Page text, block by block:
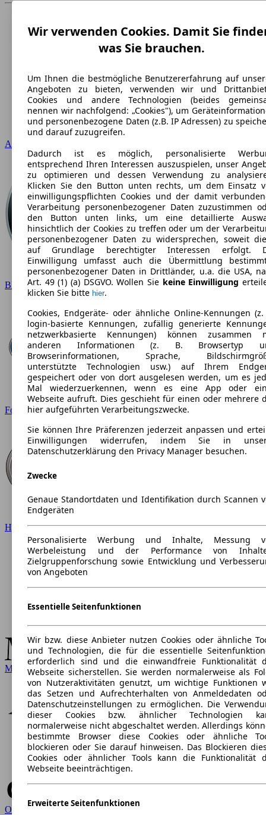
Audi
BMW
Ford
Hyundai
Mercedes-Benz
Opel
Wir verwenden Cookies. Damit Sie
was Sie brauchen.
Um Ihnen die bestmögliche Benutzererfahrung auf
Angeboten zu bieten, verwenden wir und
Cookies und andere Technologien (beides
nennen wir nachfolgend: „Cookies"), um
und personenbezogene Daten (z.B. IP Adressen) zu
und darauf zuzugreifen.
Dadurch ist es möglich, personalisierte
entsprechend Ihren Interessen auszuspielen, unser
zu optimieren und dessen Verwendung zu
Klicken Sie den Button unten rechts, um dem Einsatz
einwilligungspflichten Cookies und der damit
Verarbeitung personenbezogener Daten zuzustimmen
den Button unten links, um eine detaillierte
hinsichtlich der Cookies zu treffen oder um der
personenbezogener Daten zu widersprechen, soweit
auf Grundlage berechtigter Interessen erfolgt.
Einwilligung umfasst auch die Übermittlung
personenbezogener Daten in Drittländer, u.a. die USA,
Art. 49 (1) (a) DSGVO. Wollen Sie keine Einwilligung
klicken Sie bitte hier.
Cookies, Endgeräte- oder ähnliche Online-Kennungen
login-basierte Kennungen, zufällig generierte
netzwerkbasierte Kennungen) können zusammen
anderen Informationen (z. B. Browsertyp
Browserinformationen, Sprache,
unterstützte Technologien usw.) auf Ihrem
gespeichert oder von dort ausgelesen werden, um es
Mal wiederzuerkennen, wenn es eine App oder
Webseite aufruft. Dies geschieht für einen oder mehrere
hier aufgeführten Verarbeitungszwecke.
Sie können Ihre Präferenzen jederzeit anpassen und
Einwilligungen widerrufen, indem Sie in
Datenschutzerklärung den Privacy Manager besuchen.
Zwecke
Genaue Standortdaten und Identifikation durch Scannen
Endgeräten
Personalisierte Werbung und Inhalte, Messung
Werbeleistung und der Performance von
Zielgruppenforschung sowie Entwicklung und
von Angeboten
Essentielle Seitenfunktionen
Wir bzw. diese Anbieter nutzen Cookies oder ähnliche
und Technologien, die für die essentielle
erforderlich sind und die einwandfreie Funktionalität
Webseite sicherstellen. Sie werden normalerweise als
von Nutzeraktivitäten genutzt, um wichtige Funktionen
das Setzen und Aufrechterhalten von Anmeldedaten
Datenschutzeinstellungen zu ermöglichen. Die
dieser Cookies bzw. ähnlicher Technologien
normalerweise nicht abgeschaltet werden. Allerdings
bestimmte Browser diese Cookies oder ähnliche
blockieren oder Sie darauf hinweisen. Das Blockieren
Cookies oder ähnlicher Tools kann die Funktionalität
Webseite beeinträchtigen.
Erweiterte Seitenfunktionen